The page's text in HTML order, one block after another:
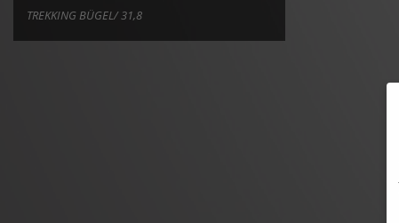
TREKKING BÜGEL/ 31,8